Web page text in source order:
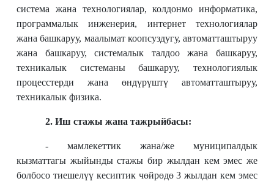
система жана технологиялар, колдонмо информатика,
программалык инженерия, интернет технологиялар
жана башкаруу, маалымат коопсуздугу, автоматташтыруу
жана башкаруу, системалык талдоо жана башкаруу,
техникалык системаны башкаруу, технологиялык
процесстерди жана өндүрүштү автоматташтыруу,
техникалык физика.
2. Иш стажы жана тажрыйбасы:
- мамлекеттик жана/же муниципалдык
кызматтагы жыйынды стажы бир жылдан кем эмес же
болбосо тиешелүү кесиптик чөйрөдө 3 жылдан кем эмес